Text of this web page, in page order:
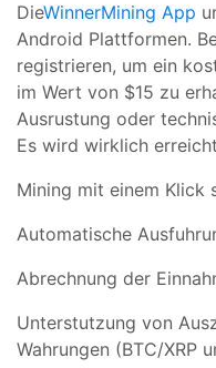
DieWinnerMining App
Android Plattformen.
registrieren, um ein
im Wert von $15 zu
Ausrustung oder
Es wird wirklich
Mining mit einem Klick
Automatische
Abrechnung der
Unterstutzung von
Wahrungen (BTC/XRP